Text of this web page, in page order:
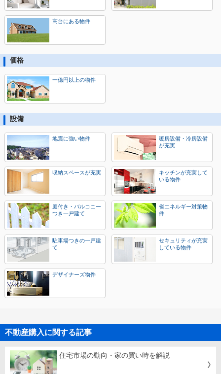
高台にある物件
価格
一億円以上の物件
設備
地震に強い物件
暖房設備・冷房設備
が充実
収納スペースが充実
キッチンが充実して
いる物件
庭付き・バルコニー
つき一戸建て
省エネルギー対策物
件
駐車場つきの一戸建
て
セキュリティが充実
している物件
デザイナーズ物件
不動産購入に関する記事
住宅市場の動向・家の買い時を解説